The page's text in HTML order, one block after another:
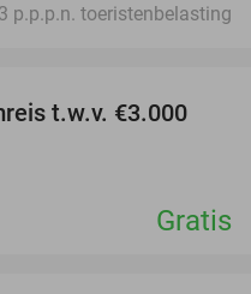
p.p.p.n. toeristenbelasting
t.w.v. €3.000
Gratis